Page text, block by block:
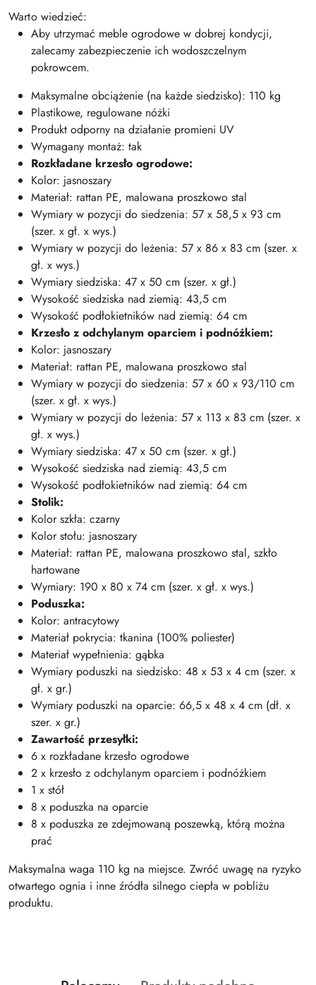
Warto wiedzieć:
Aby utrzymać meble ogrodowe w dobrej kondycji,
zalecamy zabezpieczenie ich wodoszczelnym
pokrowcem.
Maksymalne obciążenie (na każde siedzisko): 110 kg
Plastikowe, regulowane nóżki
Produkt odporny na działanie promieni UV
Wymagany montaż: tak
Rozkładane krzesło ogrodowe:
Kolor: jasnoszary
Materiał: rattan PE, malowana proszkowo stal
Wymiary w pozycji do siedzenia: 57 x 58,5 x 93 cm
(szer. x gł. x wys.)
Wymiary w pozycji do leżenia: 57 x 86 x 83 cm (szer. x
gł. x wys.)
Wymiary siedziska: 47 x 50 cm (szer. x gł.)
Wysokość siedziska nad ziemią: 43,5 cm
Wysokość podłokietników nad ziemią: 64 cm
Krzesło z odchylanym oparciem i podnóżkiem:
Kolor: jasnoszary
Materiał: rattan PE, malowana proszkowo stal
Wymiary w pozycji do siedzenia: 57 x 60 x 93/110 cm
(szer. x gł. x wys.)
Wymiary w pozycji do leżenia: 57 x 113 x 83 cm (szer. x
gł. x wys.)
Wymiary siedziska: 47 x 50 cm (szer. x gł.)
Wysokość siedziska nad ziemią: 43,5 cm
Wysokość podłokietników nad ziemią: 64 cm
Stolik:
Kolor szkła: czarny
Kolor stołu: jasnoszary
Materiał: rattan PE, malowana proszkowo stal, szkło
hartowane
Wymiary: 190 x 80 x 74 cm (szer. x gł. x wys.)
Poduszka:
Kolor: antracytowy
Materiał pokrycia: tkanina (100% poliester)
Materiał wypełnienia: gąbka
Wymiary poduszki na siedzisko: 48 x 53 x 4 cm (szer. x
gł. x gr.)
Wymiary poduszki na oparcie: 66,5 x 48 x 4 cm (dł. x
szer. x gr.)
Zawartość przesyłki:
6 x rozkładane krzesło ogrodowe
2 x krzesło z odchylanym oparciem i podnóżkiem
1 x stół
8 x poduszka na oparcie
8 x poduszka ze zdejmowaną poszewką, którą można
prać
Maksymalna waga 110 kg na miejsce. Zwróć uwagę na ryzyko
otwartego ognia i inne źródła silnego ciepła w pobliżu
produktu.